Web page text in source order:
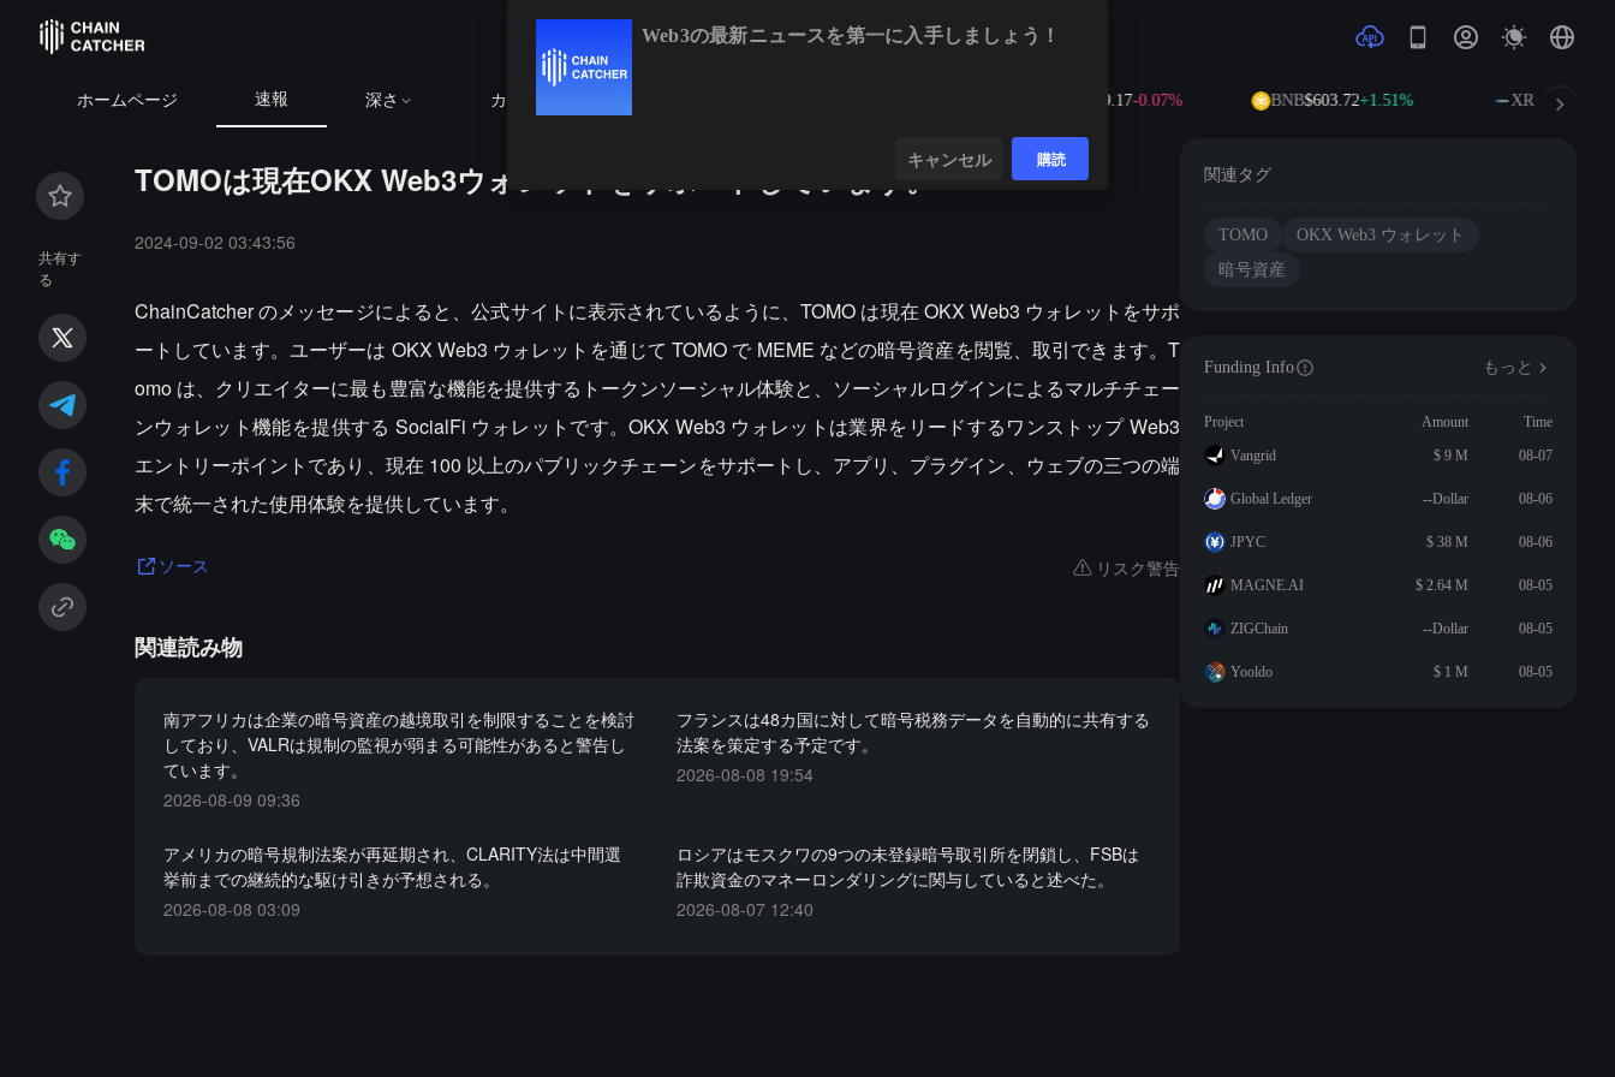
ホームページ 速報 深さ カレンダー $1,919.17-0.07% BNB$603.72+1.51% XRP $1.03
共有す
る
TOMOは現在OKX Web3ウォレットをサポートしています。
2024-09-02 03:43:56
ChainCatcher のメッセージによると、公式サイトに表示されているように、TOMO は現在 OKX Web3 ウォレットをサポ
ートしています。ユーザーは OKX Web3 ウォレットを通じて TOMO で MEME などの暗号資産を閲覧、取引できます。T
omo は、クリエイターに最も豊富な機能を提供するトークンソーシャル体験と、ソーシャルログインによるマルチチェー
ンウォレット機能を提供する SocialFi ウォレットです。OKX Web3 ウォレットは業界をリードするワンストップ Web3
エントリーポイントであり、現在 100 以上のパブリックチェーンをサポートし、アプリ、プラグイン、ウェブの三つの端
末で統一された使用体験を提供しています。
ソース リスク警告
関連読み物
南アフリカは企業の暗号資産の越境取引を制限することを検討
しており、VALRは規制の監視が弱まる可能性があると警告し
ています。
2026-08-09 09:36
フランスは48カ国に対して暗号税務データを自動的に共有する
法案を策定する予定です。
2026-08-08 19:54
アメリカの暗号規制法案が再延期され、CLARITY法は中間選
挙前までの継続的な駆け引きが予想される。
2026-08-08 03:09
ロシアはモスクワの9つの未登録暗号取引所を閉鎖し、FSBは
詐欺資金のマネーロンダリングに関与していると述べた。
2026-08-07 12:40
関連タグ
TOMO
OKX Web3 ウォレット
暗号資産
Funding Info もっと
Project Amount
Time
Vangrid
$ 9 M 08-07
Global Ledger --Dollar 08-06
JPYC $ 38 M 08-06
MAGNE.AI $ 2.64 M 08-05
ZIGChain --Dollar 08-05
Yooldo $ 1 M 08-05
Web3の最新ニュースを第一に入手しましょう！
キャンセル 購読